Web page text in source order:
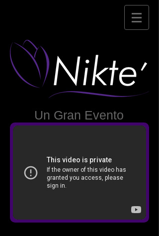
Un Gran Evento